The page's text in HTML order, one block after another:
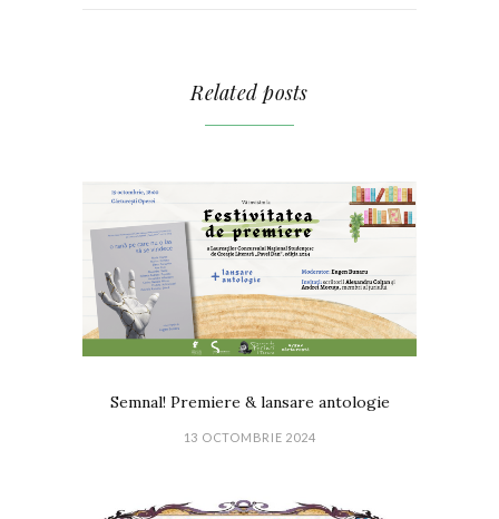
Related posts
Semnal! Premiere & lansare antologie
13 OCTOMBRIE 2024